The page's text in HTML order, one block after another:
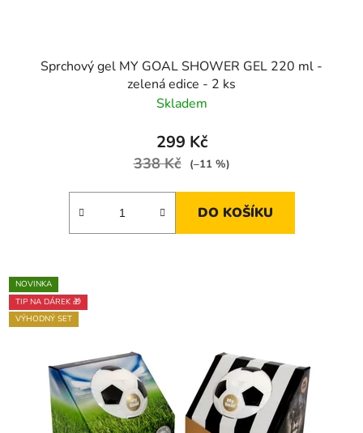
Sprchový gel MY GOAL SHOWER GEL 220 ml -
zelená edice - 2 ks
Skladem
299 Kč
338 Kč (–11 %)
DO KOŠÍKU
NOVINKA
TIP NA DÁREK 🎁
VÝHODNÝ SET